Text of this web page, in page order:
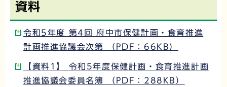
資料
令和5年度 第4回 府中市保健計画・食育推進
計画推進協議会次第 （PDF：66KB）
【資料1】 令和5年度保健計画・食育推進計画
推進協議会委員名簿 （PDF：288KB）